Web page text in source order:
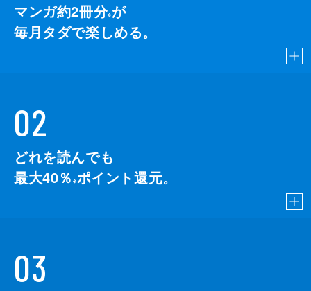
マンガ約2冊分※が
毎月タダで楽しめる。
02
どれを読んでも
最大40％ ※ポイント還元。
03